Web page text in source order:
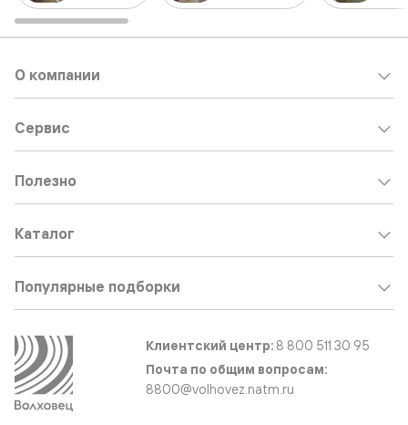
О компании
Сервис
Полезно
Каталог
Популярные подборки
Клиентский центр: 8 800 511 30 95
Почта по общим вопросам:
8800@volhovez.natm.ru